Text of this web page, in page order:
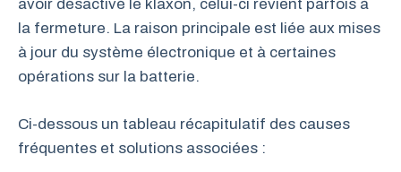
avoir désactivé le klaxon, celui-ci revient parfois à
la fermeture. La raison principale est liée aux mises
à jour du système électronique et à certaines
opérations sur la batterie.
Ci-dessous un tableau récapitulatif des causes
fréquentes et solutions associées :